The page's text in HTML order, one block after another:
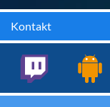
Kontakt